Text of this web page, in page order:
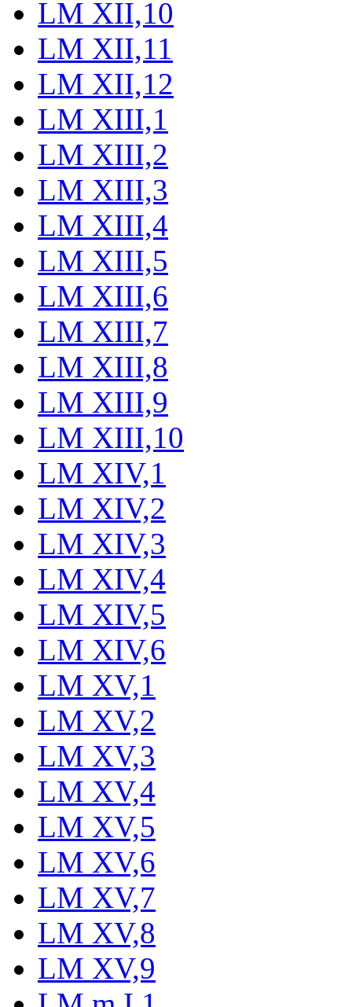
LM XII,10
LM XII,11
LM XII,12
LM XIII,1
LM XIII,2
LM XIII,3
LM XIII,4
LM XIII,5
LM XIII,6
LM XIII,7
LM XIII,8
LM XIII,9
LM XIII,10
LM XIV,1
LM XIV,2
LM XIV,3
LM XIV,4
LM XIV,5
LM XIV,6
LM XV,1
LM XV,2
LM XV,3
LM XV,4
LM XV,5
LM XV,6
LM XV,7
LM XV,8
LM XV,9